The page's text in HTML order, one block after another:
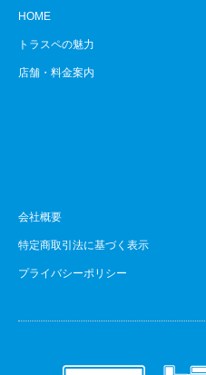
HOME
トラスペの魅力
店舗・料金案内
会社概要
特定商取引法に基づく表示
プライバシーポリシー